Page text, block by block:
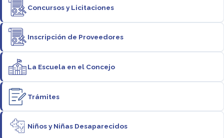
Concursos y Licitaciones
Inscripción de Proveedores
La Escuela en el Concejo
Trámites
Niños y Niñas Desaparecidos